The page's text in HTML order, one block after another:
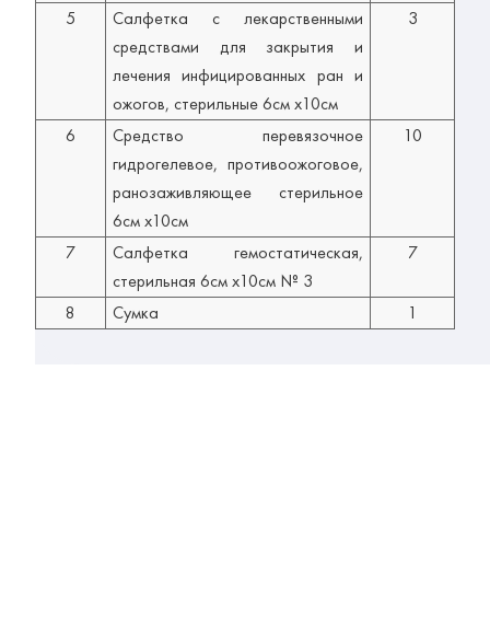
5
Салфетка с лекарственными
средствами для закрытия и
лечения инфицированных ран и
ожогов, стерильные 6см х10см
3
6
Средство перевязочное
гидрогелевое, противоожоговое,
ранозаживляющее стерильное
6см х10см
10
7
Салфетка гемостатическая,
стерильная 6см х10см № 3
7
8 Сумка 1